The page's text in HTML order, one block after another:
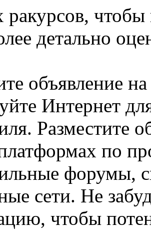
ракурсов,
детально
объявление
Интернет
Разместите
по
форумы,
сети. Не
чтобы